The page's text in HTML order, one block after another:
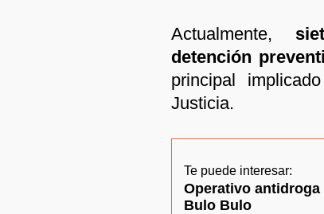
Actualmente,
detención
principal
Justicia.
Te puede interesar:
Operativo
Bulo Bulo